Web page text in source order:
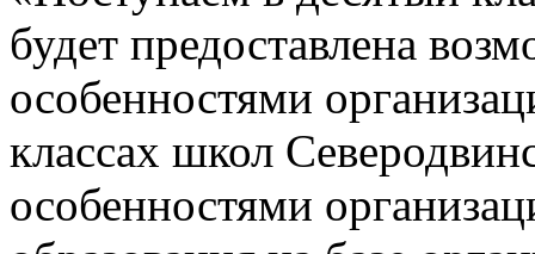
будет предоставлена
особенностями
классах школ
особенностями